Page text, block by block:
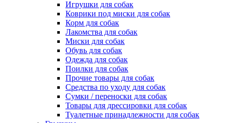
Игрушки для собак
Коврики под миски для собак
Корм для собак
Лакомства для собак
Миски для собак
Обувь для собак
Одежда для собак
Поилки для собак
Прочие товары для собак
Средства по уходу для собак
Сумки / переноски для собак
Товары для дрессировки для собак
Туалетные принадлежности для собак